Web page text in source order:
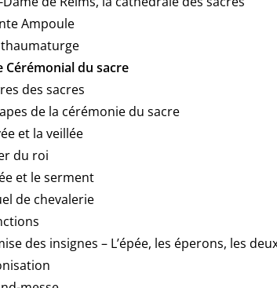
Ampoule
Cérémonial du sacre
des sacres
de la cérémonie du sacre
et la veillée
du roi
et le serment
de chevalerie
des insignes – L’épée, les éperons, les